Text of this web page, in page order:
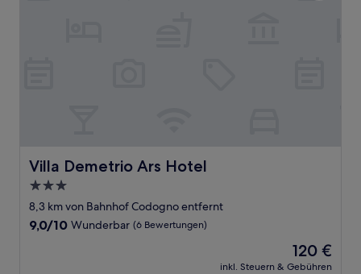
Villa Demetrio Ars Hotel
Villa Demetrio Ars Hotel
3.0-
Sterne-
Unterkunft
8,3 km von Bahnhof Codogno entfernt
9.0
9,0/10 Wunderbar (6 Bewertungen)
Der
Preis
120 €
inkl. Steuern & Gebühren